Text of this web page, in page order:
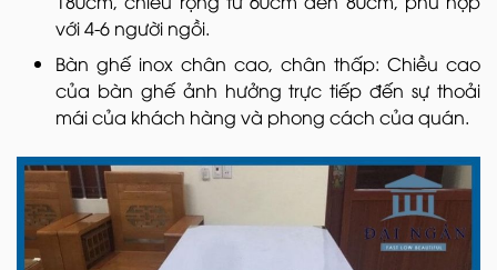
với 4-6 người ngồi.
Bàn ghế inox chân cao, chân thấp: Chiều cao
của bàn ghế ảnh hưởng trực tiếp đến sự thoải
mái của khách hàng và phong cách của quán.